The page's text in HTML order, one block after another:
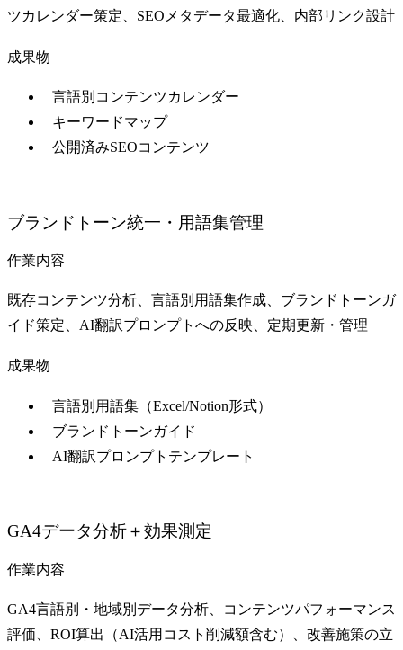
ツカレンダー策定、SEOメタデータ最適化、内部リンク設計
成果物
言語別コンテンツカレンダー
キーワードマップ
公開済みSEOコンテンツ
ブランドトーン統一・用語集管理
作業内容
既存コンテンツ分析、言語別用語集作成、ブランドトーンガ
イド策定、AI翻訳プロンプトへの反映、定期更新・管理
成果物
言語別用語集（Excel/Notion形式）
ブランドトーンガイド
AI翻訳プロンプトテンプレート
GA4データ分析＋効果測定
作業内容
GA4言語別・地域別データ分析、コンテンツパフォーマンス
評価、ROI算出（AI活用コスト削減額含む）、改善施策の立